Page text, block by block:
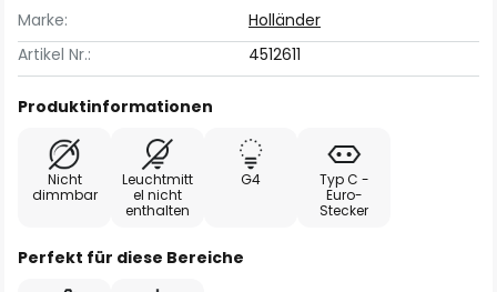
Marke:
Holländer
Artikel Nr.:
4512611
Produktinformationen
Nicht
dimmbar
Leuchtmitt
el nicht
enthalten
G4
Typ C -
Euro-
Stecker
Perfekt für diese Bereiche